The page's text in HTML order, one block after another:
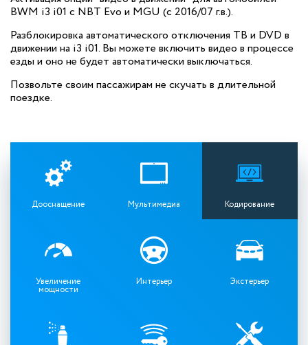
BWM i3 i01 с NBT Evo и MGU (c 2016/07 г.в.).
Разблокировка автоматического отключения ТВ и DVD в
движении на i3 i01. Вы можете включить видео в процессе
езды и оно не будет автоматически выключаться.
Позвольте своим пассажирам не скучать в длительной
поездке.
Дооснащение Мультимедиа Кодирование
Увеличение
мощности
Интерьер Экстерьер